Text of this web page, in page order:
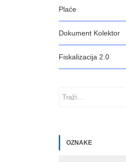
Plaće
Dokument Kolektor
Fiskalizacija 2.0
OZNAKE